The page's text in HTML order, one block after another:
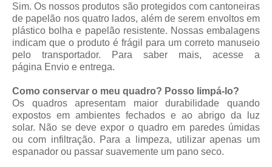
Sim. Os nossos produtos são protegidos com cantoneiras
de papelão nos quatro lados, além de serem envoltos em
plástico bolha e papelão resistente. Nossas embalagens
indicam que o produto é frágil para um correto manuseio
pelo transportador. Para saber mais, acesse a
página Envio e entrega.
Como conservar o meu quadro? Posso limpá-lo?
Os quadros apresentam maior durabilidade quando
expostos em ambientes fechados e ao abrigo da luz
solar. Não se deve expor o quadro em paredes úmidas
ou com infiltração. Para a limpeza, utilizar apenas um
espanador ou passar suavemente um pano seco.